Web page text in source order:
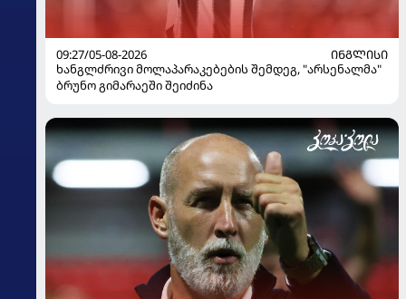
09:27/05-08-2026
ᲘᲜᲒᲚᲘᲡᲘ
ხანგლძრივი მოლაპარაკებების შემდეგ, "არსენალმა"
ბრუნო გიმარაეში შეიძინა